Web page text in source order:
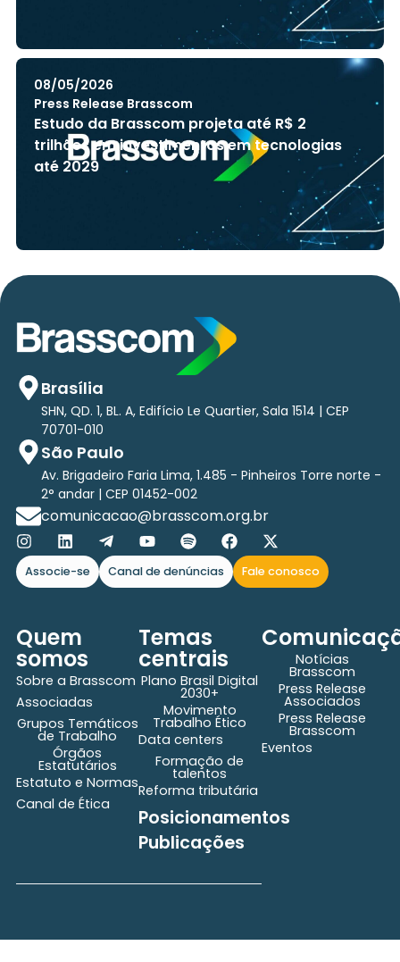
08/05/2026
Press Release Brasscom
Estudo da Brasscom projeta até R$ 2
trilhões em investimentos em tecnologias
até 2029
Brasília
SHN, QD. 1, BL. A, Edifício Le Quartier, Sala 1514 | CEP
70701-010
São Paulo
Av. Brigadeiro Faria Lima, 1.485 - Pinheiros Torre norte -
2° andar | CEP 01452-002
comunicacao@brasscom.org.br
Associe-se Canal de denúncias Fale conosco
Quem
somos
Sobre a Brasscom
Associadas
Grupos Temáticos
de Trabalho
Órgãos
Estatutários
Estatuto e Normas
Canal de Ética
Temas
centrais
Plano Brasil Digital
2030+
Movimento
Trabalho Ético
Data centers
Formação de
talentos
Reforma tributária
Posicionamentos
Publicações
Notícias
Brasscom
Press Release
Associados
Press Release
Brasscom
Eventos